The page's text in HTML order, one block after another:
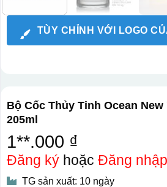
TÙY CHỈNH VỚI LOGO
Bộ Cốc Thủy Tinh Ocean New
205ml
1**.000 ₫
Đăng kýhoặc Đăng nhập
TG sản xuất: 10 ngày